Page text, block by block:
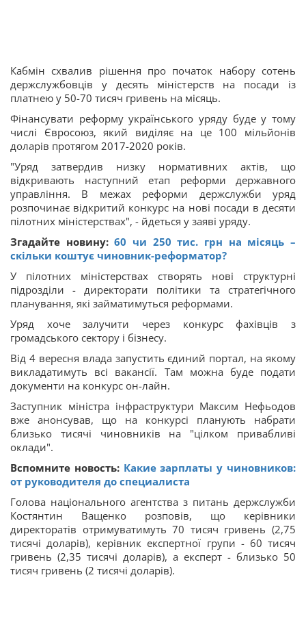
Кабмін схвалив рішення про початок набору сотень
держслужбовців у десять міністерств на посади із
платнею у 50-70 тисяч гривень на місяць.
Фінансувати реформу українського уряду буде у тому
числі Євросоюз, який виділяє на це 100 мільйонів
доларів протягом 2017-2020 років.
"Уряд затвердив низку нормативних актів, що
відкривають наступний етап реформи державного
управління. В межах реформи держслужби уряд
розпочинає відкритий конкурс на нові посади в десяти
пілотних міністерствах", - йдеться у заяві уряду.
Згадайте новину:60 чи 250 тис. грн на місяць –
скільки коштує чиновник-реформатор?
У пілотних міністерствах створять нові структурні
підрозділи - директорати політики та стратегічного
планування, які займатимуться реформами.
Уряд хоче залучити через конкурс фахівців з
громадського сектору і бізнесу.
Від 4 вересня влада запустить єдиний портал, на якому
викладатимуть всі вакансії. Там можна буде подати
документи на конкурс он-лайн.
Заступник міністра інфраструктури Максим Нефьодов
вже анонсував, що на конкурсі планують набрати
близько тисячі чиновників на "цілком привабливі
оклади".
Вспомните новость: Какие зарплаты у чиновников:
от руководителя до специалиста
Голова національного агентства з питань держслужби
Костянтин Ващенко розповів, що керівники
директоратів отримуватимуть 70 тисяч гривень (2,75
тисячі доларів), керівник експертної групи - 60 тисяч
гривень (2,35 тисячі доларів), а експерт - близько 50
тисяч гривень (2 тисячі доларів).